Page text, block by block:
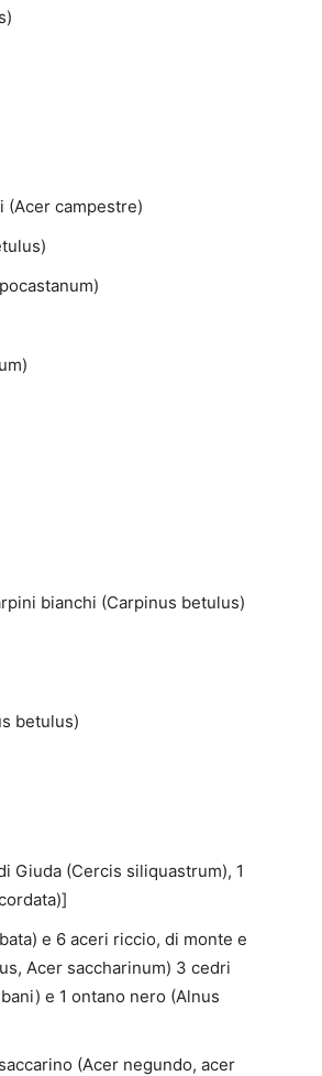
(Acer campestre)
bianchi (Carpinus betulus)
betulus)
Giuda (Cercis siliquastrum), 1
e 6 aceri riccio, di monte e
Acer saccharinum) 3 cedri
e 1 ontano nero (Alnus
(Acer negundo, acer